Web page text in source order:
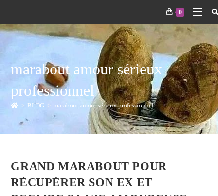
0
marabout amour sérieux
professionnel
> BLOG > marabout amour sérieux professionnel
GRAND MARABOUT POUR
RÉCUPÉRER SON EX ET